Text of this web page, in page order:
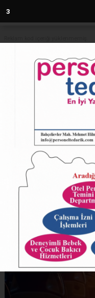
2
Anasayfa
en yoğun
03.01.2025 -